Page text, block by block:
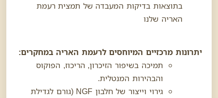
בתוצאות בדיקות המעבדה של תמצית רעמת
האריה שלנו
יתרונות מרכזיים המיוחסים לרעמת האריה במחקרים:
תמיכה בשיפור הזיכרון, הריכוז, הפוקוס
והבהירות המנטלית.
גירוי וייצור של חלבון NGF (גורם לגדילת